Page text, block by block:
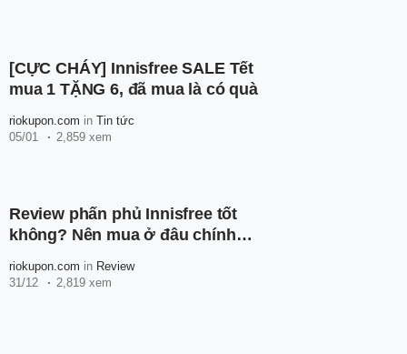
[CỰC CHÁY] Innisfree SALE Tết
mua 1 TẶNG 6, đã mua là có quà
riokupon.com in Tin tức
05/01
2,859 xem
Review phấn phủ Innisfree tốt
không? Nên mua ở đâu chính
riokupon.com in Review
31/12
2,819 xem